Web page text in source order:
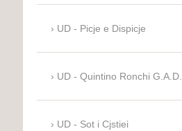
UD - Picje e Dispicje
UD - Quintino Ronchi G.A.D.
UD - Sot i Cjstiei